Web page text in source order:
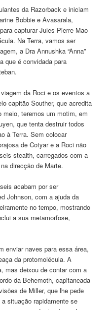
da Razorback e iniciam
Bobbie e Avasarala,
capturar Jules-Pierre Mao
Na Terra, vamos ser
a Dra Annushka “Anna”
que é convidada para
da Roci e os eventos a
capitão Souther, que acredita
meio, teremos um motim, em
que tenta destruir todos
à Terra. Sem colocar
de Cotyar e a Roci não
stealth, carregados com a
direcção de Marte.
acabam por ser
Johnson, com a ajuda da
no tempo, mostrando
a sua metamorfose,
enviar naves para essa área,
da protomolécula. A
mas deixou de contar com a
da Behemoth, capitaneada
de Miller, que lhe pede
situação rapidamente se